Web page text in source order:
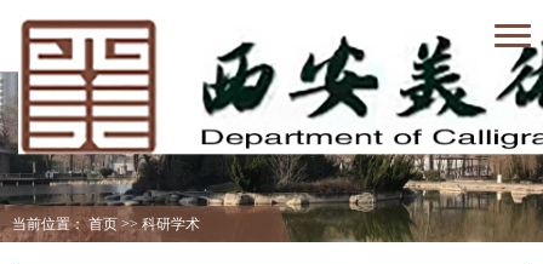
当前位置： 首页 >> 科研学术